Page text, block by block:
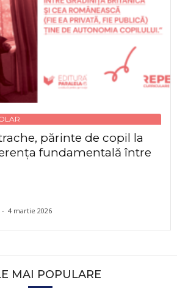
părinte de copil la
fundamentală între
- 4 martie 2026
MAI POPULARE